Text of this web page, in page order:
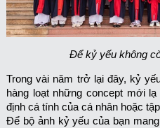
Để kỷ yếu không
Trong vài năm trở lại đây, kỷ
hàng loạt những concept mới
định cá tính của cá nhân hoặc
Để bộ ảnh kỷ yếu của bạn